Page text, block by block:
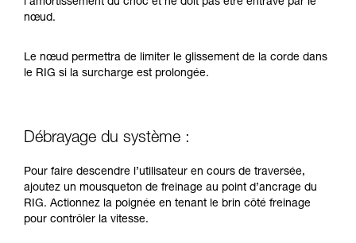
l’amortissement du choc et ne doit pas être entravé par le
nœud.
Le nœud permettra de limiter le glissement de la corde dans
le RIG si la surcharge est prolongée.
Débrayage du système :
Pour faire descendre l’utilisateur en cours de traversée,
ajoutez un mousqueton de freinage au point d’ancrage du
RIG. Actionnez la poignée en tenant le brin côté freinage
pour contrôler la vitesse.